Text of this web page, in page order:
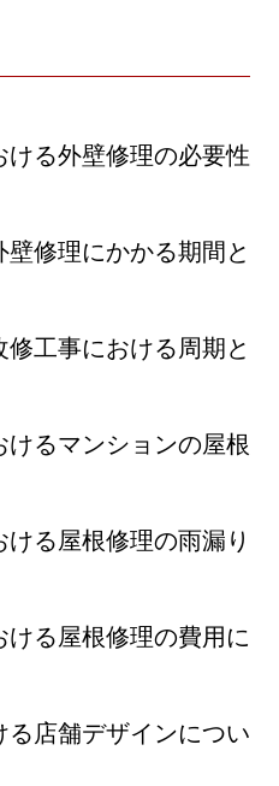
ける外壁修理の必要性
修理にかかる期間と
工事における周期と
るマンションの屋根
る屋根修理の雨漏り
る屋根修理の費用に
る店舗デザインについ